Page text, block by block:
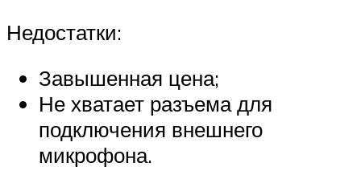
Недостатки:
Завышенная цена;
Не хватает разъема для
подключения внешнего
микрофона.